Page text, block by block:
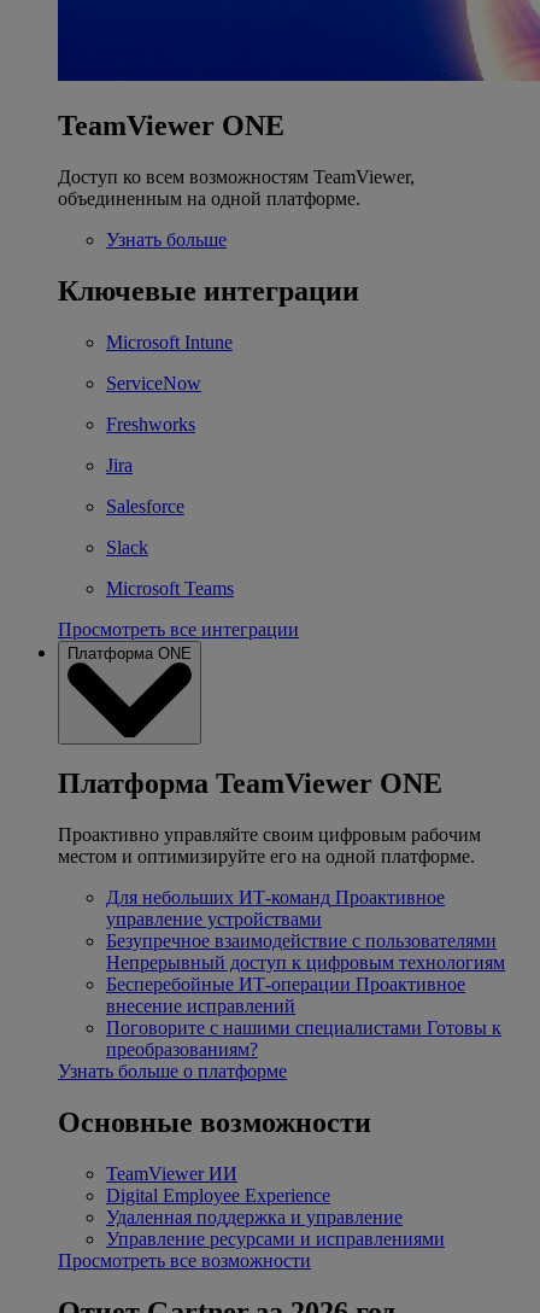
TeamViewer ONE
Доступ ко всем возможностям TeamViewer,
объединенным на одной платформе.
Узнать больше
Ключевые интеграции
Microsoft Intune
ServiceNow
Freshworks
Jira
Salesforce
Slack
Microsoft Teams
Просмотреть все интеграции
Платформа ONE
Платформа TeamViewer ONE
Проактивно управляйте своим цифровым рабочим
местом и оптимизируйте его на одной платформе.
Для небольших ИТ-команд Проактивное
управление устройствами
Безупречное взаимодействие с пользователями
Непрерывный доступ к цифровым технологиям
Бесперебойные ИТ-операции Проактивное
внесение исправлений
Поговорите с нашими специалистами Готовы к
преобразованиям?
Узнать больше о платформе
Основные возможности
TeamViewer ИИ
Digital Employee Experience
Удаленная поддержка и управление
Управление ресурсами и исправлениями
Просмотреть все возможности